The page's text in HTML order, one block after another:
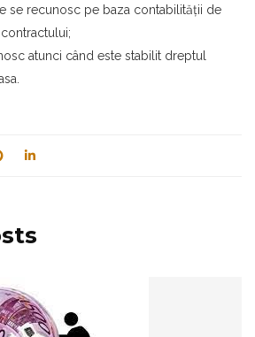
se recunosc pe baza contabilității de
atunci când este stabilit dreptul